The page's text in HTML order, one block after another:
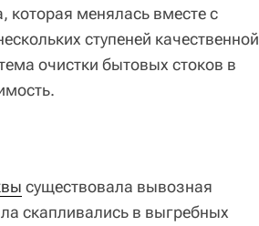
которая менялась вместе с
ступеней качественной
очистки бытовых стоков в
существовала вывозная
скапливались в выгребных